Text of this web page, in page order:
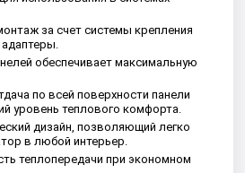
за счет системы крепления
обеспечивает максимальную
по всей поверхности панели
уровень теплового комфорта.
дизайн, позволяющий легко
в любой интерьер.
теплопередачи при экономном